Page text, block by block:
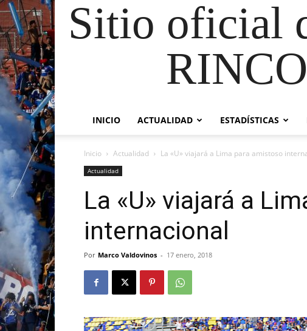
Sitio oficial
INICIO ACTUALIDAD ESTADÍSTICAS
Inicio Actualidad La «U» viajará a Lima para amistoso
Actualidad
La «U» viajará a
internacional
Por Marco Valdovinos - 17 enero, 2018